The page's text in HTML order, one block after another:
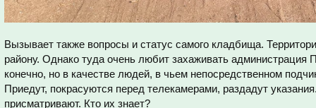
Вызывает также вопросы и статус самого кладбища.
району. Однако туда очень любит захаживать администрация
конечно, но в качестве людей, в чьем непосредственном
Приедут, покрасуются перед телекамерами, раздадут
присматривают. Кто их знает?